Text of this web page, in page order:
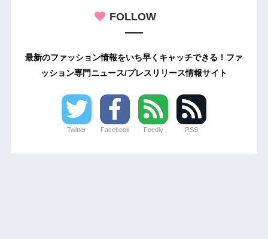
FOLLOW
最新のファッション情報をいち早くキャッチできる！ファ
ッション専門ニュース/プレスリリース情報サイト
Twitter Facebook Feedly RSS